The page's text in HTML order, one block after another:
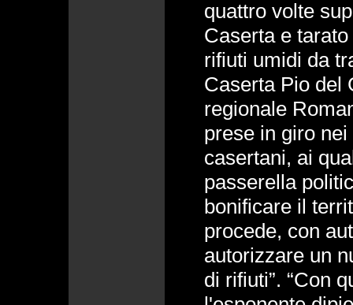
quattro volte
Caserta e
rifiuti umidi da
Caserta Pio del
regionale
prese in giro
casertani, ai
passerella
bonificare il
procede, con
autorizzare un
di rifiuti”. “Con